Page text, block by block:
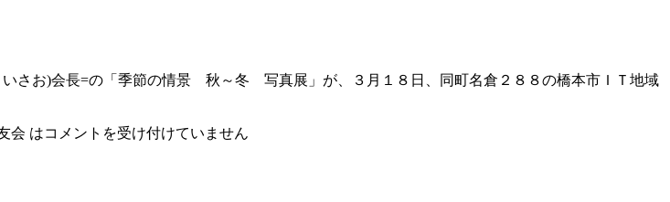
さお)会長=の「季節の情景 秋～冬 写真展」が、３月１８日、同町名倉２８８の橋本市ＩＴ地域
会 はコメントを受け付けていません